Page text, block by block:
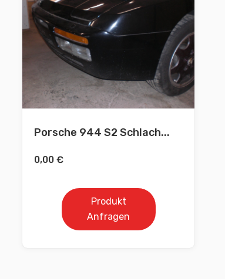
Porsche 944 S2 Schlach...
0,00 €
Produkt
Anfragen